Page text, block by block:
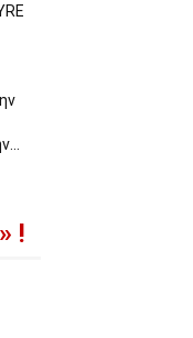
!